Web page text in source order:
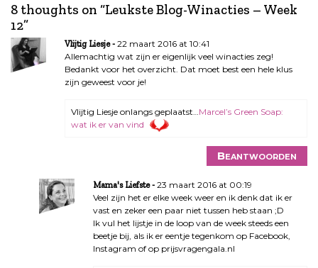
c
h
t
n
a
8 thoughts on “Leukste Blog-Winacties – Week
12”
Vlijtig Liesje
22 maart 2016 at 10:41
Allemachtig wat zijn er eigenlijk veel winacties zeg!
Bedankt voor het overzicht. Dat moet best een hele klus
zijn geweest voor je!
Vlijtig Liesje onlangs geplaatst… Marcel’s Green Soap:
wat ik er van vind
Beantwoorden
Mama's Liefste
23 maart 2016 at 00:19
Veel zijn het er elke week weer en ik denk dat ik er
vast en zeker een paar niet tussen heb staan ;D
Ik vul het lijstje in de loop van de week steeds een
beetje bij, als ik er eentje tegenkom op Facebook,
Instagram of op prijsvragengala.nl